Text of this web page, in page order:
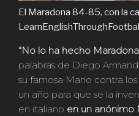
El Maradona 84-85, con la
“No lo ha hecho
palabras de Diego
su famosa Mano contra
un año para que se la
en italiano en un anónimo